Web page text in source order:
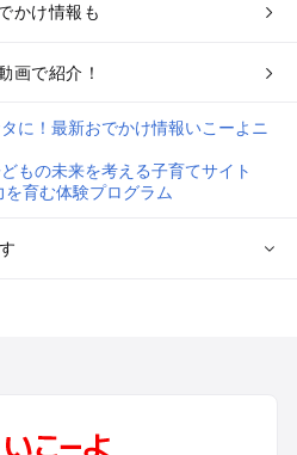
かけ情報も
画で紹介！